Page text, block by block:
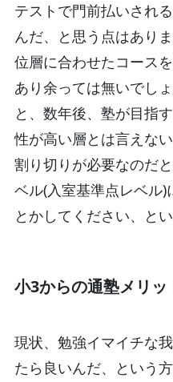
テストで門前払いされ
んだ、と思う点はあり
位層に合わせたコース
あり余っては無いでし
と、数年後、塾が目指
性が高い層とは言えな
割り切りが必要なのだ
ベル(入室基準点レベル
とかしてください、とい
小3からの通塾メリ
現状、勉強イマイチな
たら良いんだ、という